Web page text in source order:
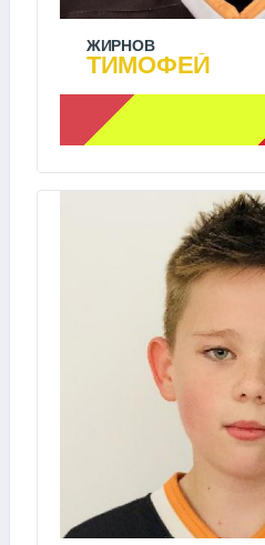
ЖИРНОВ
ТИМОФЕЙ